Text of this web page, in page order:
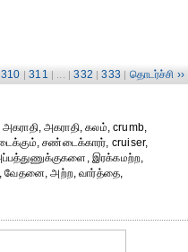
310 | 311 | ... | 332 | 333 | தொடர்ச்சி ››
அகராதி, கலம், crumb,
சண்டைக்காரர், cruiser,
இரக்கமற்ற,
வேதனை, அற்ற, வார்த்தை,